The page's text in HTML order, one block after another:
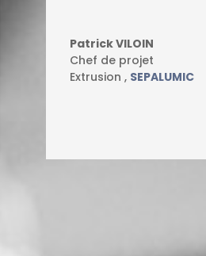
Patrick VILOIN
Chef de projet
Extrusion, SEPALUMIC